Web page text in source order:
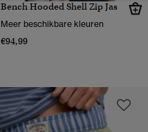
Bench Hooded Shell Zip Jas
Meer beschikbare kleuren
€94,99